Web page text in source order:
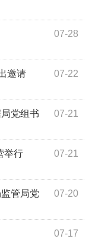
07-28
07-22
邀请
07-21
局党组书
07-21
举行
07-20
监管局党
07-17